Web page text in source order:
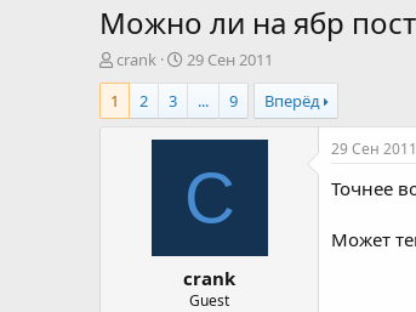
Можно ли на ябр
А
в
т
о
crank
Д
а
а
н
ч
а
а
29 Сен 2011
1
2 3 ... 9 Вперёд
C
crank
Guest
29 Сен 2011
Точнее
Может